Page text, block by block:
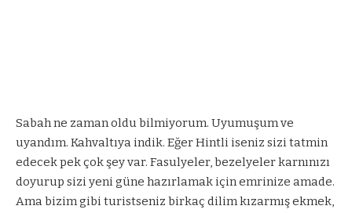
Sabah ne zaman oldu bilmiyorum. Uyumuşum ve
uyandım. Kahvaltıya indik. Eğer Hintli iseniz sizi tatmin
edecek pek çok şey var. Fasulyeler, bezelyeler karnınızı
doyurup sizi yeni güne hazırlamak için emrinize amade.
Ama bizim gibi turistseniz birkaç dilim kızarmış ekmek,